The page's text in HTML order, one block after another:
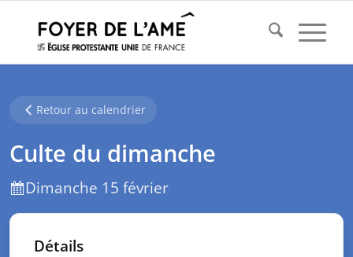
Retour au calendrier
Culte du dimanche
Dimanche 15 février
Détails